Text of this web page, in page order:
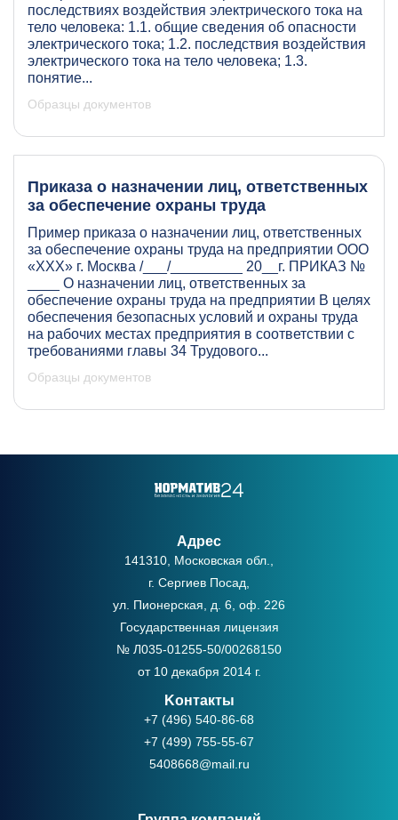
последствиях воздействия электрического тока на
тело человека: 1.1. общие сведения об опасности
электрического тока; 1.2. последствия воздействия
электрического тока на тело человека; 1.3.
понятие...
Образцы документов
Приказа о назначении лиц, ответственных
за обеспечение охраны труда
Пример приказа о назначении лиц, ответственных
за обеспечение охраны труда на предприятии ООО
«ХХХ» г. Москва /___/_________ 20__г. ПРИКАЗ №
____ О назначении лиц, ответственных за
обеспечение охраны труда на предприятии В целях
обеспечения безопасных условий и охраны труда
на рабочих местах предприятия в соответствии с
требованиями главы 34 Трудового...
Образцы документов
Адрес
141310, Московская обл.,
г. Сергиев Посад,
ул. Пионерская, д. 6, оф. 226
Государственная лицензия
№ Л035-01255-50/00268150
от 10 декабря 2014 г.
Kонтакты
+7 (496) 540-86-68
+7 (499) 755-55-67
5408668@mail.ru